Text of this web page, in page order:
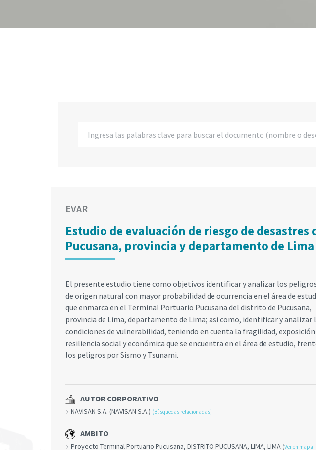
EVAR
Estudio de evaluación de riesgo de
Pucusana, provincia y departamento de Lima
El presente estudio tiene como objetivos identificar y analizar los peligros
de origen natural con mayor probabilidad de ocurrencia en el área de
que enmarca en el Terminal Portuario Pucusana del distrito de Pucusana,
provincia de Lima, departamento de Lima; asi como, identificar y analizar
condiciones de vulnerabilidad, teniendo en cuenta la fragilidad, exposición
resiliencia social y económica que se encuentra en el área de estudio,
los peligros por Sismo y Tsunami.
AUTOR CORPORATIVO
NAVISAN S.A. (NAVISAN S.A.) (Búsquedas relacionadas)
AMBITO
Proyecto Terminal Portuario Pucusana, DISTRITO PUCUSANA, LIMA, LIMA (Ver en mapa